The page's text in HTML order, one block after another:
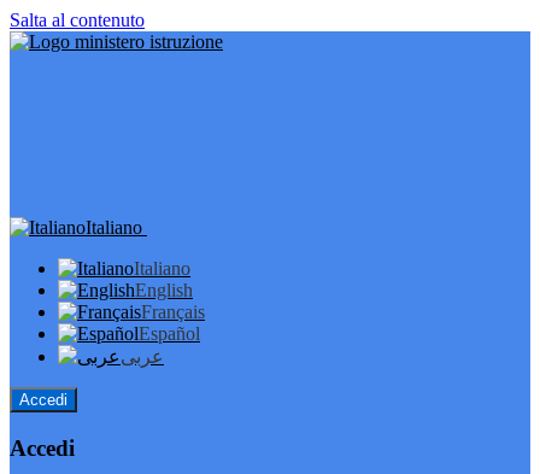
Salta al contenuto
Italiano
Italiano
English
Français
Español
عربى
Accedi
Accedi